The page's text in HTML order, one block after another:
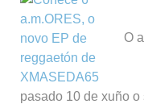
O
pasado 10 de xuño o